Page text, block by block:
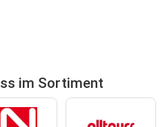
im Sortiment